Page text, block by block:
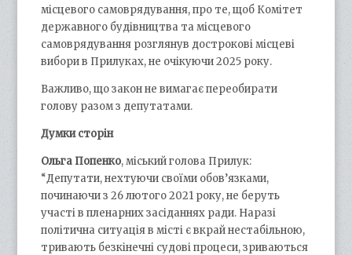
місцевого самоврядування, про те, щоб Комітет
державного будівництва та місцевого
самоврядування розглянув дострокові місцеві
вибори в Прилуках, не очікуючи 2025 року.
Важливо, що закон не вимагає переобирати
голову разом з депутатами.
Думки сторін
Ольга Попенко, міський голова Прилук:
“Депутати, нехтуючи своїми обов’язками,
починаючи з 26 лютого 2021 року, не беруть
участі в пленарних засіданнях ради. Наразі
політична ситуація в місті є вкрай нестабільною,
тривають безкінечні судові процеси, зриваються